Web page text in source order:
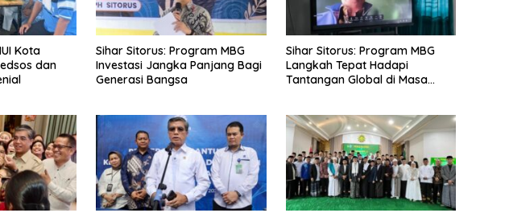
Kota
dan
Sihar Sitorus: Program MBG
Investasi Jangka Panjang Bagi
Generasi Bangsa
Sihar Sitorus: Program MBG
Langkah Tepat Hadapi
Tantangan Global di Masa